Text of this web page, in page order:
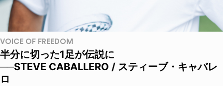
VOICE OF FREEDOM
半分に切った1足が伝説に
──STEVE CABALLERO / スティーブ・キャバレ
ロ